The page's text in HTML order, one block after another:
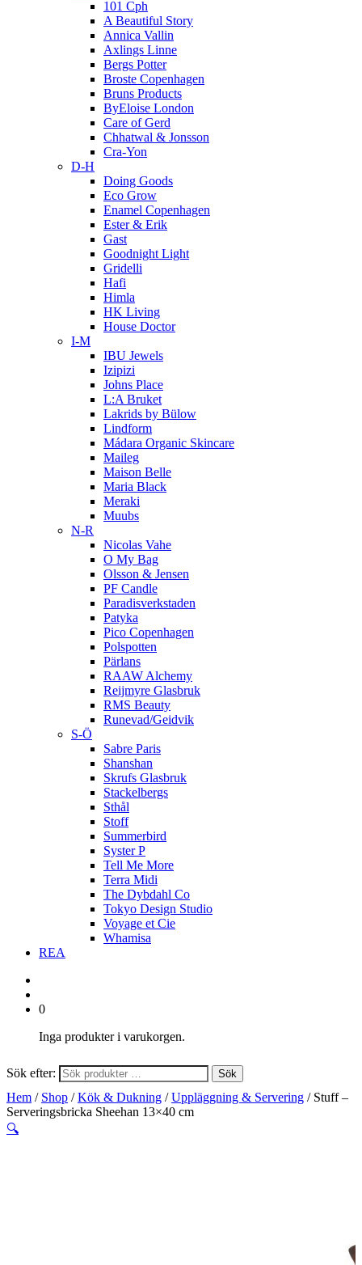
101 Cph
A Beautiful Story
Annica Vallin
Axlings Linne
Bergs Potter
Broste Copenhagen
Bruns Products
ByEloise London
Care of Gerd
Chhatwal & Jonsson
Cra-Yon
D-H
Doing Goods
Eco Grow
Enamel Copenhagen
Ester & Erik
Gast
Goodnight Light
Gridelli
Hafi
Himla
HK Living
House Doctor
I-M
IBU Jewels
Izipizi
Johns Place
L:A Bruket
Lakrids by Bülow
Lindform
Mádara Organic Skincare
Maileg
Maison Belle
Maria Black
Meraki
Muubs
N-R
Nicolas Vahe
O My Bag
Olsson & Jensen
PF Candle
Paradisverkstaden
Patyka
Pico Copenhagen
Polspotten
Pärlans
RAAW Alchemy
Reijmyre Glasbruk
RMS Beauty
Runevad/Geidvik
S-Ö
Sabre Paris
Shanshan
Skrufs Glasbruk
Stackelbergs
Sthål
Stoff
Summerbird
Syster P
Tell Me More
Terra Midi
The Dybdahl Co
Tokyo Design Studio
Voyage et Cie
Whamisa
REA
0
Inga produkter i varukorgen.
Sök efter: Sök
Hem / Shop /Kök & Dukning /Uppläggning & Servering / Stuff –
Serveringsbricka Sheehan 13×40 cm
🔍